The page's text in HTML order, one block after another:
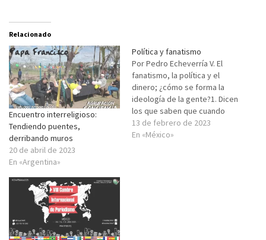
Relacionado
Encuentro interreligioso:
Tendiendo puentes,
derribando muros
20 de abril de 2023
En «Argentina»
Política y fanatismo
Por Pedro Echeverría V. El
fanatismo, la política y el
dinero; ¿cómo se forma la
ideología de la gente?1. Dicen
los que saben que cuando
encontramos a persona,
grupo, un artista, un
13 de febrero de 2023
En «México»